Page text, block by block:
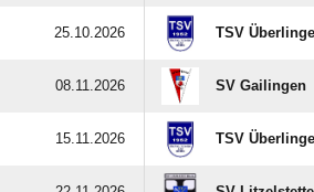
25.10.2026 TSV
08.11.2026 SV Gailingen
15.11.2026 TSV